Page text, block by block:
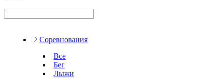
Соревнования
Все
Бег
Лыжи